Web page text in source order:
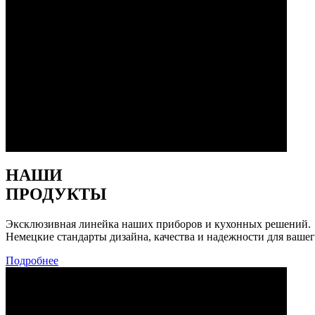
НАШИ
ПРОДУКТЫ
Эксклюзивная линейка наших приборов и кухонных решений.
Немецкие стандарты дизайна, качества и надежности для
Подробнее